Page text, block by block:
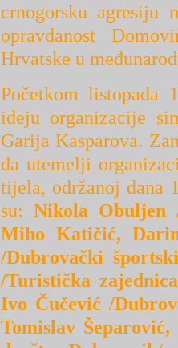
crnogorsku
opravdanost
Hrvatske u
Početkom listopada
ideju organizacije
Garija Kasparova.
da utemelji
tijela, održanoj dana
su: Nikola Obuljen
Miho Katičić,
/Dubrovački
/Turistička
Ivo Čučević /
Tomislav